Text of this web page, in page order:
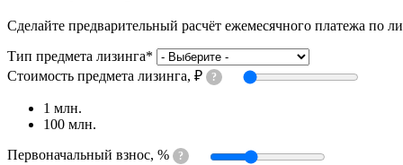
Сделайте предварительный расчёт ежемесячного платежа по
Тип предмета лизинга*
Стоимость предмета лизинга, ₽
?
1 млн.
100 млн.
Первоначальный взнос, %
?